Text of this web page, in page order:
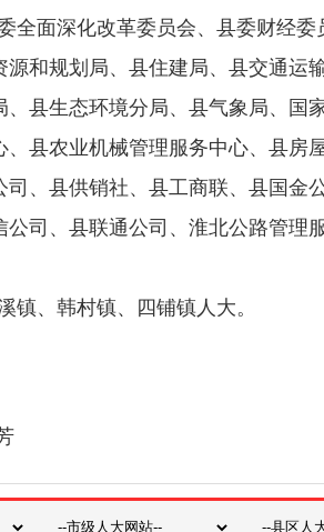
全面深化改革委员会、县委财经
源和规划局、县住建局、县交通运
、县生态环境分局、县气象局、国
、县农业机械管理服务中心、县房
司、县供销社、县工商联、县国金
公司、县联通公司、淮北公路管理
镇、韩村镇、四铺镇人大。